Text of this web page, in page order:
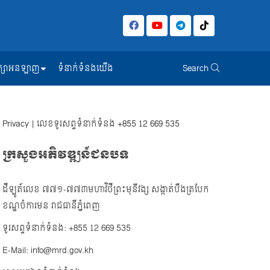
សាអនឡាញ ទំនាក់ទំនងយើង Search
Privacy | លេខទូរសព្ទទំនាក់ទំនង +855 12 669 535
ក្រសួងអភិវឌ្ឍន៍ជនបទ
ដីឡូត៍លេខ ៧៧១-៧៧៣មហាវិថីព្រះមុនីវង្ស សង្កាត់បឹងត្របែក
ខណ្ឌចំការមន រាជធានីភ្នំពេញ
ទូរសព្ទទំនាក់ទំនង: +855 12 669 535
E-Mail: info@mrd.gov.kh